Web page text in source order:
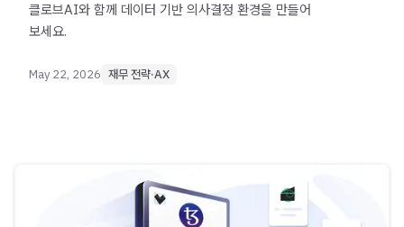
클로브AI와 함께 데이터 기반 의사결정 환경을 만들어
보세요.
May 22, 2026 재무 전략·AX